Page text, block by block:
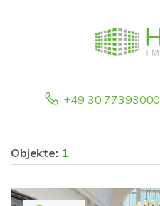
+49 30 77393000
Objekte: 1